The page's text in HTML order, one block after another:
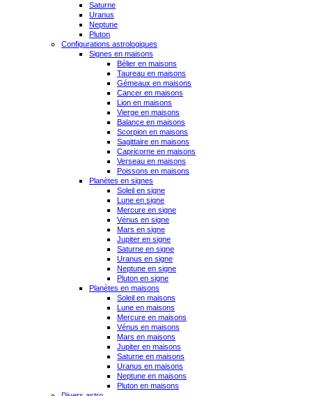
Saturne
Uranus
Neptune
Pluton
Configurations astrologiques
Signes en maisons
Bélier en maisons
Taureau en maisons
Gémeaux en maisons
Cancer en maisons
Lion en maisons
Vierge en maisons
Balance en maisons
Scorpion en maisons
Sagittaire en maisons
Capricorne en maisons
Verseau en maisons
Poissons en maisons
Planètes en signes
Soleil en signe
Lune en signe
Mercure en signe
Vénus en signe
Mars en signe
Jupiter en signe
Saturne en signe
Uranus en signe
Neptune en signe
Pluton en signe
Planètes en maisons
Soleil en maisons
Lune en maisons
Mercure en maisons
Vénus en maisons
Mars en maisons
Jupiter en maisons
Saturne en maisons
Uranus en maisons
Neptune en maisons
Pluton en maisons